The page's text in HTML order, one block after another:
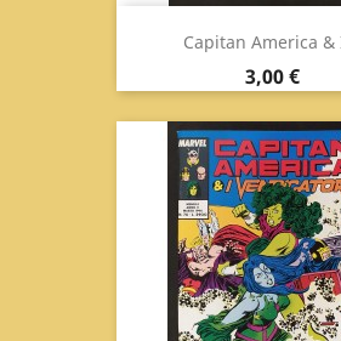
Capitan America &
Prezzo
3,00 €